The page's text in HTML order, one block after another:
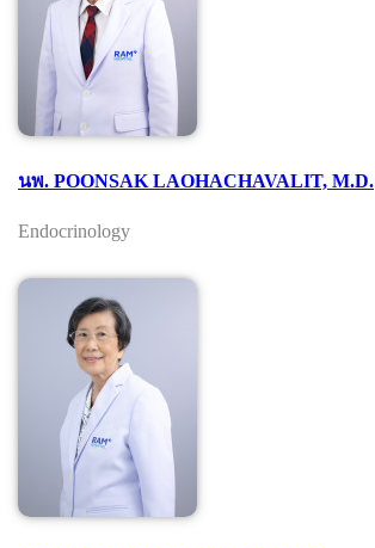
นพ. POONSAK LAOHACHAVALIT, M.D.
Endocrinology